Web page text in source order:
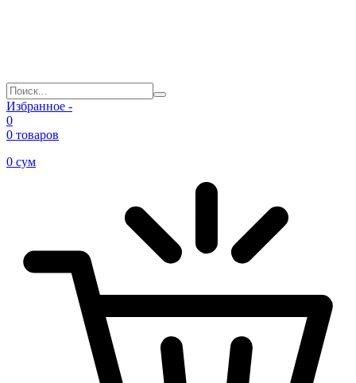
Избранное -
0
0 товаров
0 сум